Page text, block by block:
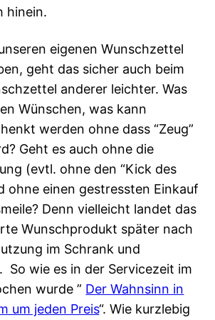
hinein.
eigenen Wunschzettel
geht das sicher auch beim
anderer leichter. Was
Wünschen, was kann
werden ohne dass “Zeug”
Geht es auch ohne die
(evtl. ohne den “Kick des
ohne einen gestressten Einkauf
Denn vielleicht landet das
Wunschprodukt später nach
im Schrank und
wie es in der Servicezeit im
wurde ” Der Wahnsinn in
um jeden Preis“. Wie kurzlebig